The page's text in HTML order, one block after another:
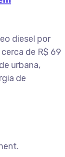
diesel por
de R$ 69
urbana,
de